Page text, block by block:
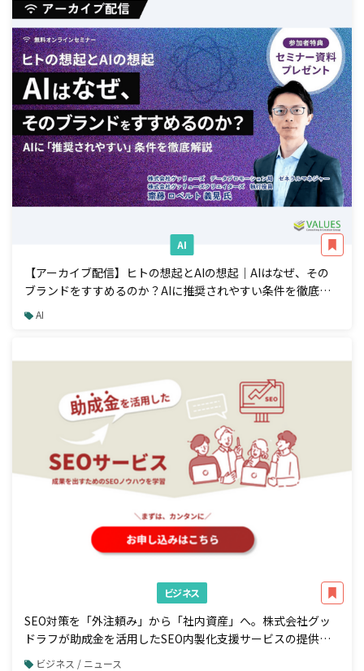
AI
【アーカイブ配信】ヒトの想起とAIの想起｜AIはなぜ、その
ブランドをすすめるのか？AIに推奨されやすい条件を徹底解
説 AI
ビジネス
SEO対策を「外注頼み」から「社内資産」へ。株式会社グッ
ドラフが助成金を活用したSEO内製化支援サービスの提供を
開始ビジネス / ニュース